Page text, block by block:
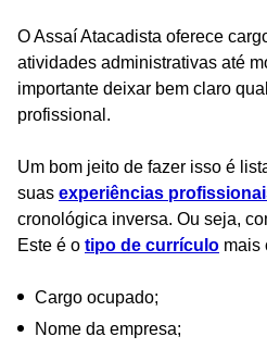
O Assaí Atacadista oferece
atividades administrativas até
importante deixar bem claro
profissional.
Um bom jeito de fazer isso é
suas experiências
cronológica inversa. Ou seja,
Este é o tipo de currículo mais
Cargo ocupado;
Nome da empresa;